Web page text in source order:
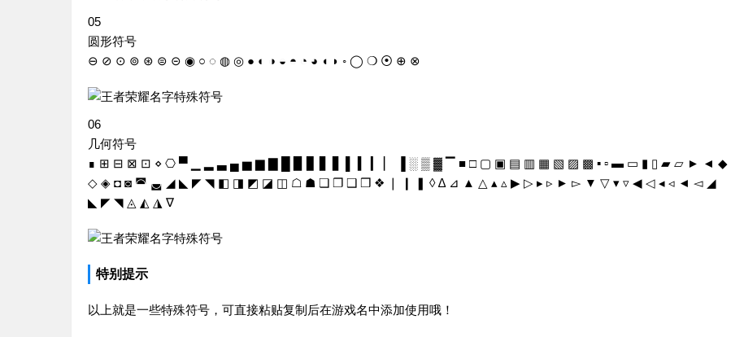
05
圆形符号
⊖ ⊘ ⊙ ⊚ ⊛ ⊜ ⊝ ◉ ○ ◌ ◍ ◎ ● ◐ ◑ ◒ ◓ ◔ ◕ ◖ ◗ ◦ ◯ ❍ ⦿ ⊕ ⊗
06
几何符号
∎ ⊞ ⊟ ⊠ ⊡ ⋄ ⎔ ▀ ▁ ▂ ▃ ▄ ▅ ▆ ▇ █ ▉ ▊ ▋ ▋ ▌ ▍ ▎ ▏ ▐ ░ ▒ ▓ ▔ ■ □ ▢ ▣ ▤ ▥ ▦ ▧ ▨ ▩ ▪ ▫ ▬ ▭ ▮ ▯ ▰ ▱ ► ◄ ◆
◇ ◈ ◘ ◙ ◚ ◛ ◢ ◣ ◤ ◥ ◧ ◨ ◩ ◪ ◫ ☖ ☗ ❏ ❐ ❑ ❒ ❖ ❘ ❙ ❚ ◊ ∆ ⊿ ▲ △ ▴ ▵ ▶ ▷ ▸ ▹ ► ▻ ▼ ▽ ▾ ▿ ◀ ◁ ◂ ◃ ◄ ◅ ◢
◣ ◤ ◥ ◬ ◭ ◮ ∇
特别提示
以上就是一些特殊符号，可直接粘贴复制后在游戏名中添加使用哦！